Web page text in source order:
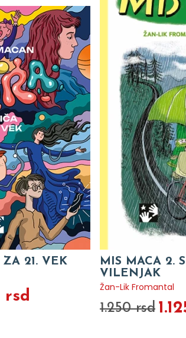
ZA 21. VEK
rsd
MIS MACA 2.
VILENJAK
Žan-Lik Fromantal
1.250 rsd